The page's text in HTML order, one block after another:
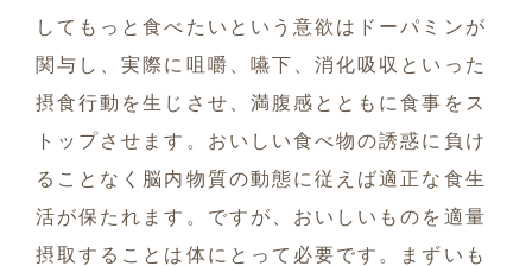
してもっと食べたいという意欲はドーパミンが
関与し、実際に咀嚼、嚥下、消化吸収といった
摂食行動を生じさせ、満腹感とともに食事をス
トップさせます。おいしい食べ物の誘惑に負け
ることなく脳内物質の動態に従えば適正な食生
活が保たれます。ですが、おいしいものを適量
摂取することは体にとって必要です。まずいも